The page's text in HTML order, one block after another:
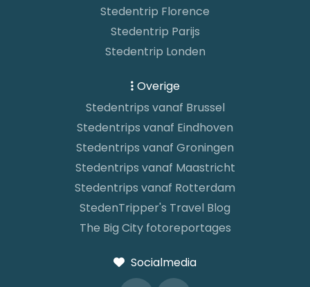
Stedentrip Florence
Stedentrip Parijs
Stedentrip Londen
Overige
Stedentrips vanaf Brussel
Stedentrips vanaf Eindhoven
Stedentrips vanaf Groningen
Stedentrips vanaf Maastricht
Stedentrips vanaf Rotterdam
StedenTripper's Travel Blog
The Big City fotoreportages
Socialmedia